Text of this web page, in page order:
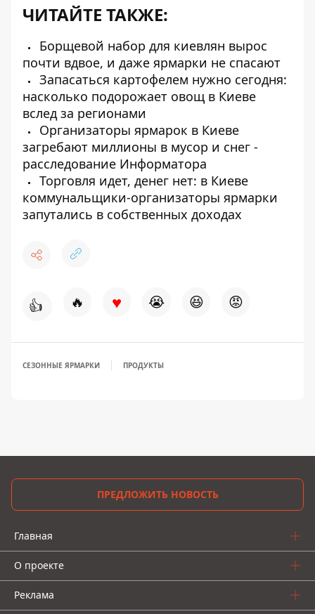
ЧИТАЙТЕ ТАКЖЕ:
Борщевой набор для киевлян вырос
почти вдвое, и даже ярмарки не спасают
Запасаться картофелем нужно сегодня:
насколько подорожает овощ в Киеве
вслед за регионами
Организаторы ярмарок в Киеве
загребают миллионы в мусор и снег -
расследование Информатора
Торговля идет, денег нет: в Киеве
коммунальщики-организаторы ярмарки
запутались в собственных доходах
👍 🔥 ♥ 😭 😆 😡
СЕЗОННЫЕ ЯРМАРКИ ПРОДУКТЫ
ПРЕДЛОЖИТЬ НОВОСТЬ
Главная
О проекте
Реклама